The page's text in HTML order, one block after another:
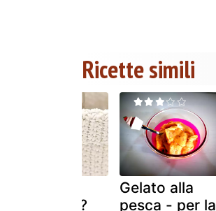
Ricette simili
Gelato alla
pesca - per la